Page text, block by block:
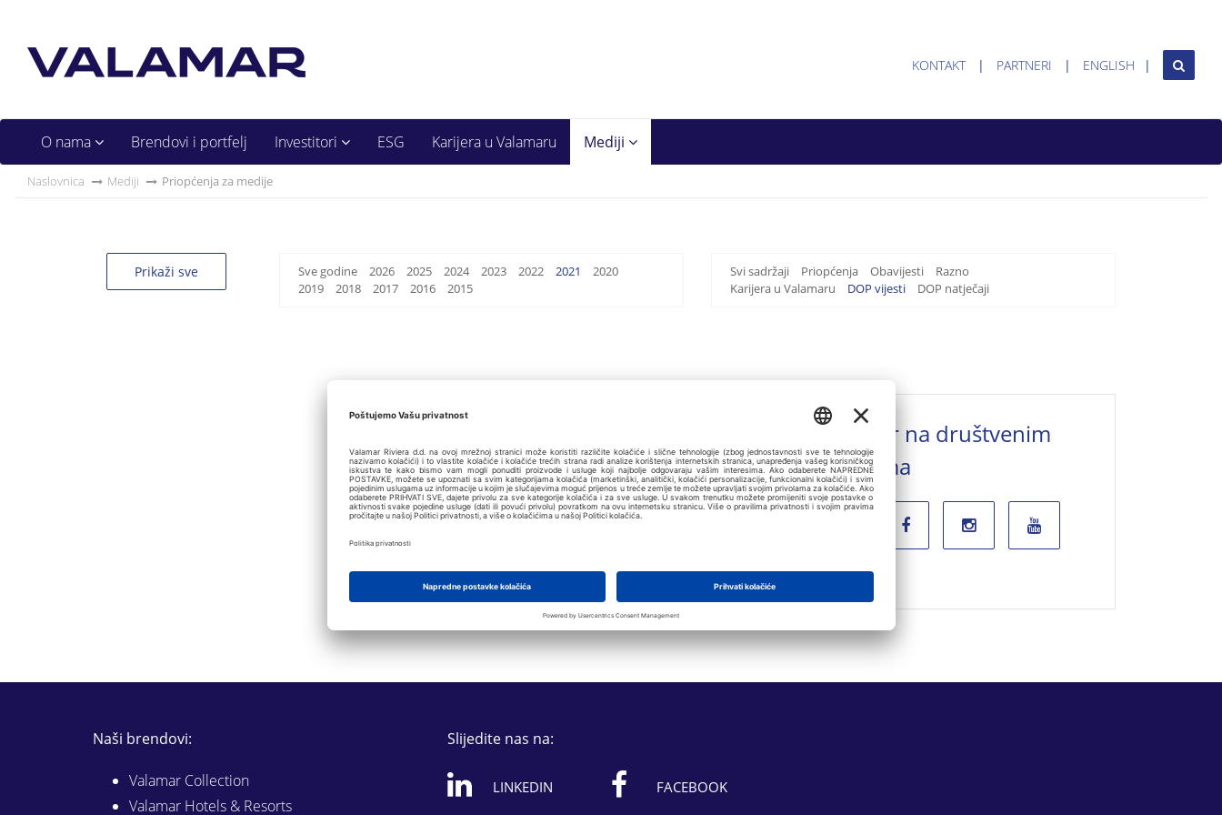
KONTAKT PARTNERI ENGLISH
O nama Brendovi i portfelj Investitori ESG Karijera u Valamaru Mediji
Naslovnica Mediji Priopćenja za medije
Prikaži sve Sve godine 2026 2025 2024 2023 2022 2021
2020
2019
2018 2017 2016 2015
Svi sadržaji Priopćenja Obavijesti
Razno
Karijera u Valamaru
DOP vijesti DOP natječaji
Valamar na društvenim
mrežama
Naši brendovi:
Valamar Collection
Valamar Hotels & Resorts
Slijedite nas na:
LINKEDIN FACEBOOK